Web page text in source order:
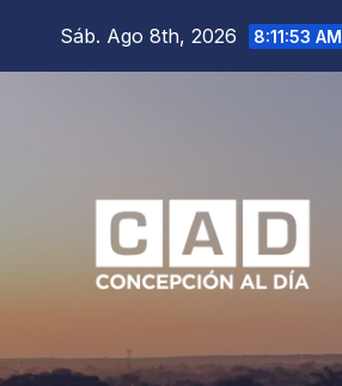
Sáb. Ago 8th, 2026 8:11:54 AM